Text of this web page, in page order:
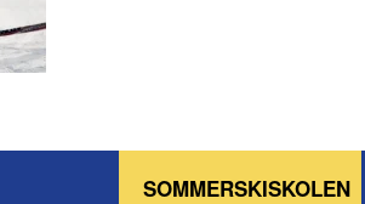
SOMMERSKISKOLEN